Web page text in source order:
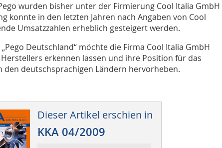
wurden bisher unter der Firmierung Cool Italia GmbH
konnte in den letzten Jahren nach Angaben von Cool
Umsatzzahlen erheblich gesteigert werden.
Deutschland“ möchte die Firma Cool Italia GmbH
erkennen lassen und ihre Position für das
den deutschsprachigen Ländern hervorheben.
Dieser Artikel erschien in
KKA 04/2009